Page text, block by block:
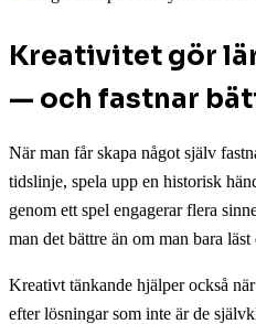
Kreativitet gör
— och fastnar
När man får skapa något själv
tidslinje, spela upp en historisk
genom ett spel engagerar flera
man det bättre än om man bara
Kreativt tänkande hjälper också
efter lösningar som inte är de